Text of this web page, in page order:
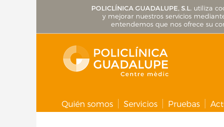
POLICLÍNICA GUADALUPE, S.L. utiliza
y mejorar nuestros servicios
entendemos que nos ofrece su
Quién somos Servicios Pruebas